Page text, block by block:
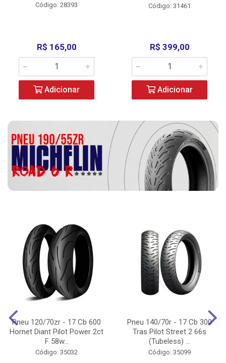
Código: 28393
R$ 165,00
Adicionar
Código: 31461
R$ 399,00
Adicionar
Pneu 120/70zr - 17 Cb 600
Hornet Diant Pilot Power 2ct
F 58w...
Código: 35032
Pneu 140/70r - 17 Cb 300
Tras Pilot Street 2 66s
(Tubeless) ...
Código: 35099